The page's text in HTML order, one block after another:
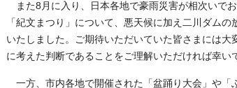
また8月に入り、日本各地で豪雨災害が相次いで
「紀文まつり」について、悪天候に加え二川ダム
いたしました。ご期待いただいていた皆さまには
に考えた判断であることをご理解いただければ幸い
一方、市内各地で開催された「盆踊り大会」や「